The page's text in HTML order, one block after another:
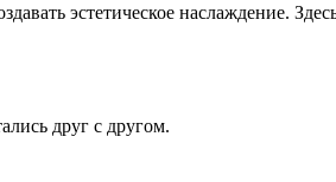
эстетическое наслаждение.
друг с другом.